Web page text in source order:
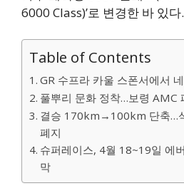
6000 Class)’로 변경한 바 있다.
Table of Contents
GR 수프라 카울 스폰서에서
풀뿌리 문화 정착…보령 AMC
결승 170km→100km 단축…
폐지
슈퍼레이스, 4월 18~19일 에
막